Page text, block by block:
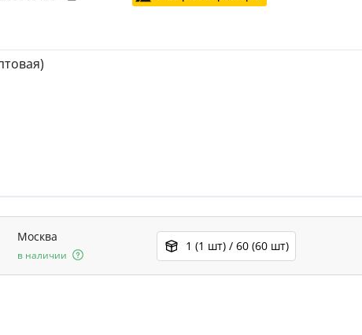
Москва
в наличии
1 (1 шт) / 60 (60 шт)